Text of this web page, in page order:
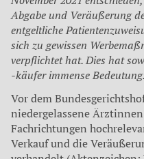
Abgabe und Veräußerung
entgeltliche
sich zu gewissen
verpflichtet hat. Dies hat
-käufer immense Bedeutung.
Vor dem
niedergelassene
Fachrichtungen
Verkauf und die